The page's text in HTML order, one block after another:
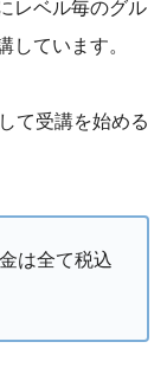
レベル毎のグル
ています。
て受講を始める
は全て税込